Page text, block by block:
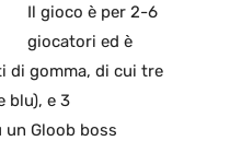
Il gioco è per 2-6
giocatori ed è
di gomma, di cui tre
blu), e 3
Gloob boss